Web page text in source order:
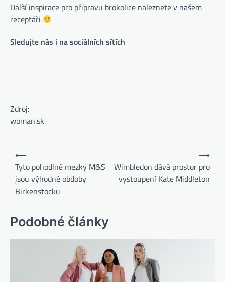
Další inspirace pro přípravu brokolice naleznete v našem
receptáři
Sledujte nás i na sociálních sítích
Zdroj:
woman.sk
⟵
Tyto pohodlné mezky M&S
jsou výhodné obdoby
Birkenstocku
Wimbledon dává prostor pro
vystoupení Kate Middleton
⟶
Podobné články